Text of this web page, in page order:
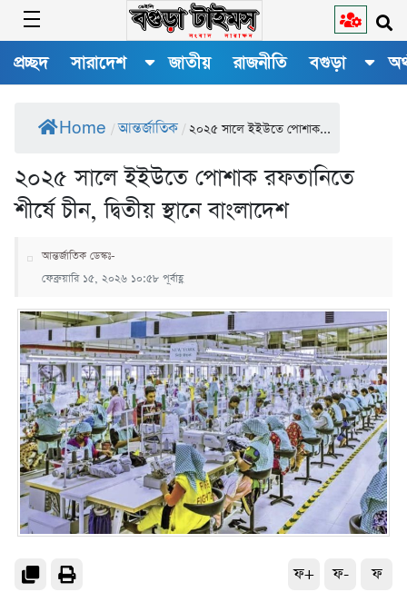
প্রচ্ছদ সারাদেশ জাতীয় রাজনীতি বগুড়া
Home / আন্তর্জাতিক / ২০২৫ সালে ইইউতে পোশাক...
২০২৫ সালে ইইউতে পোশাক রফতানিতে
শীর্ষে চীন, দ্বিতীয় স্থানে বাংলাদেশ
আন্তর্জাতিক ডেস্কঃ-
ফেব্রুয়ারি ১৫, ২০২৬ ১০:৫৮ পূর্বাহ্ণ
ফ+ ফ- ফ